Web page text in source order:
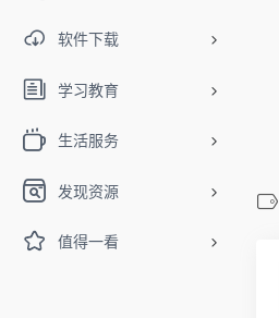
软件下载
学习教育
生活服务
发现资源
值得一看